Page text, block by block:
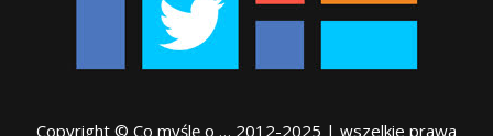
Copyright © Co myślę o … 2012-2025 | wszelkie prawa